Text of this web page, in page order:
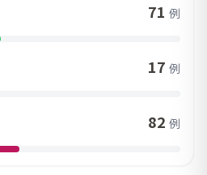
71 例
17 例
82 例